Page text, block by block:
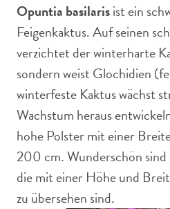
Opuntia basilarisist ein
Feigenkaktus. Auf seinen
verzichtet der winterharte
sondern weist Glochidien
winterfeste Kaktus wächst
Wachstum heraus
hohe Polster mit einer
200 cm. Wunderschön
die mit einer Höhe und
zu übersehen sind.